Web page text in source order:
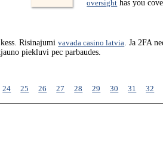
oversight has you
kess. Risinajumivavada casino latvia. Ja 2FA
piekluvi pec parbaudes.
24 25 26 27 28 29 30 31 32